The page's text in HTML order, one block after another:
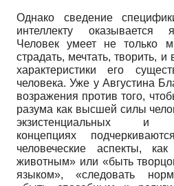
Однако сведение
интеллекту оказывается
Человек умеет не только
страдать, мечтать, творить,
характеристики его
человека. Уже у Авгу­стина
возражения против того,
разума как высшей силы
экзистенциальных и
концепциях
человеческие аспекты,
животным» или «быть
языком», «следовать